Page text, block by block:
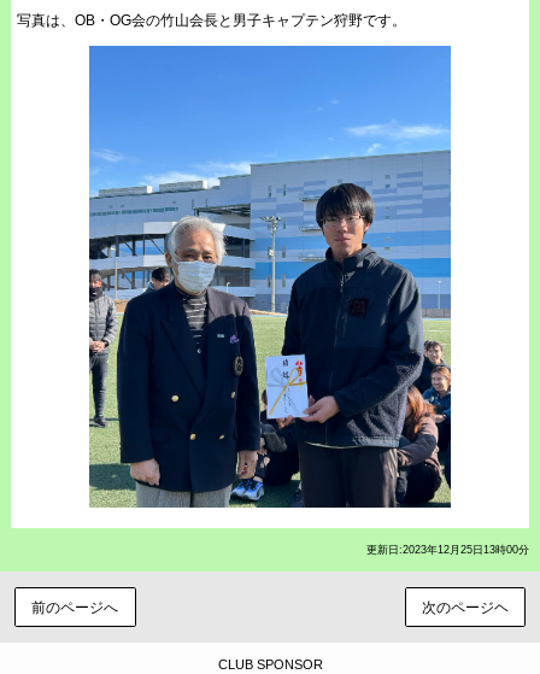
写真は、OB・OG会の竹山会長と男子キャプテン狩野です。
更新日:2023年12月25日13時00分
前のページへ 次のページヘ
CLUB SPONSOR